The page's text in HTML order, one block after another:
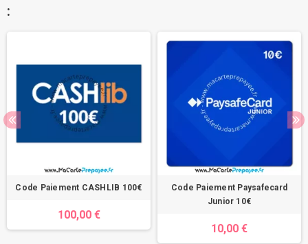
:
Code Paiement CASHLIB 100€
100,00 €
Code Paiement Paysafecard
Junior 10€
10,00 €